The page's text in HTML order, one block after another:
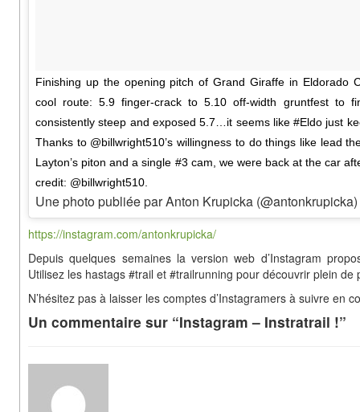
Finishing up the opening pitch of Grand Giraffe in Eldorado
cool route: 5.9 finger-crack to 5.10 off-width gruntfest to
consistently steep and exposed 5.7…it seems like #Eldo just
Thanks to @billwright510’s willingness to do things like lead
Layton’s piton and a single #3 cam, we were back at the car
credit: @billwright510.
Une photo publiée par Anton Krupicka
https://instagram.com/antonkrupicka/
Depuis quelques semaines la version web d’Instagram
Utilisez les hastags #trail et #trailrunning pour découvrir plein de
N’hésitez pas à laisser les comptes d’Instagramers à suivre en
Un commentaire sur “Instagram – Instratrail !”